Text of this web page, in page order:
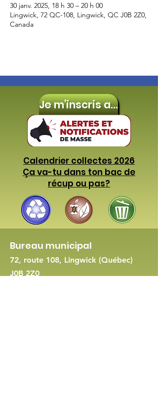
30 janv. 2025, 18 h 30 – 20 h 00
Lingwick, 72 QC-108, Lingwick, QC J0B 2Z0,
Canada
Je m'inscris aux
Calendrier collectes 2026
Ça va-tu dans ton bac de
récup ou pas?
Bureau municipal
72, route 108, Lingwick (Québec)
J0B 2Z0